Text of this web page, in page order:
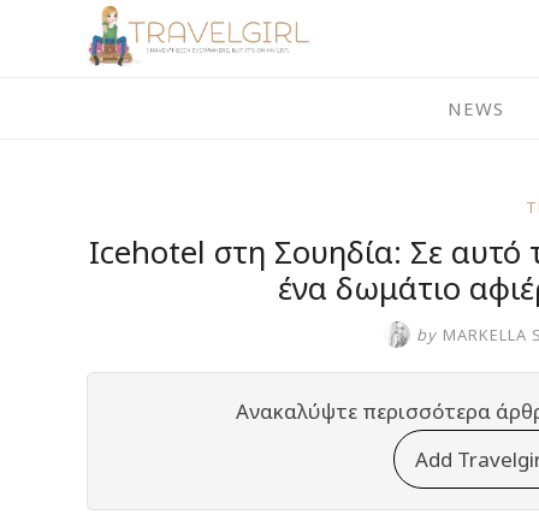
NEWS
Icehotel στη Σουηδία: Σε αυτό
ένα δωμάτιο
by MARKELLA
Ανακαλύψτε περισσότερα
Add